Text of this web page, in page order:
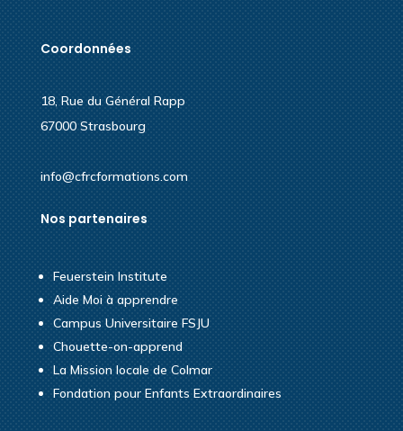
Coordonnées
18, Rue du Général Rapp
67000 Strasbourg
info@cfrcformations.com
Nos partenaires
Feuerstein Institute
Aide Moi à apprendre
Campus Universitaire FSJU
Chouette-on-apprend
La Mission locale de Colmar
Fondation pour Enfants Extraordinaires